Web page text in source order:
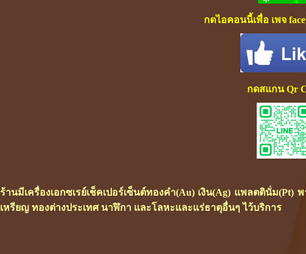
กดไอคอนนี้เพื่อ เพจ
กดสแกน Qr
ร้านมีเครื่องเอกซเรย์เช็คเปอร์เซ็นต์ทองคำ(Au) เงิน(Ag) แพลตตินั่ม(Pt)
เหรียญ ทองต่างประเทศ นาฬิกา และโลหะและแร่ธาตุอื่นๆ ไว้บริการ